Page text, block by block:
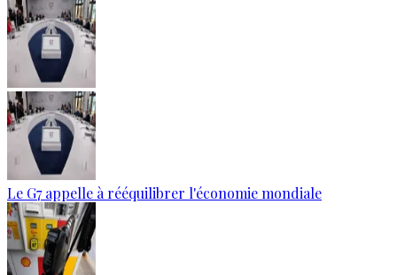
Le G7 appelle à rééquilibrer l'économie mondiale